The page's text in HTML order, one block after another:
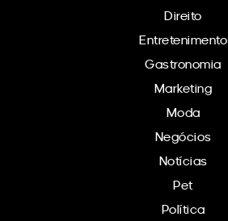
Direito
Entretenimento
Gastronomia
Marketing
Moda
Negócios
Notícias
Pet
Política